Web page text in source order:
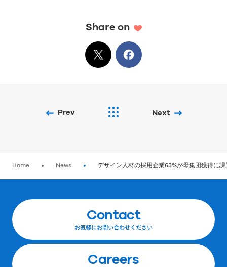
Share on
XでシェアFacebook
Prev Next
Home News デザイン人材の採用企業63%が母集団獲得に
Contact
お気軽にお問い合わせください
Careers